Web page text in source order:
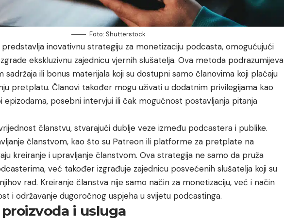
Foto: Shutterstock
inovativnu strategiju za monetizaciju podcasta, omogućujući
ekskluzivnu zajednicu vjernih slušatelja. Ova metoda podrazumijeva
sadržaja ili bonus materijala koji su dostupni samo članovima koji plaćaju
pretplatu. Članovi također mogu uživati u dodatnim privilegijama kao
epizodama, posebni intervjui ili čak mogućnost postavljanja pitanja
članstvu, stvarajući dublje veze između podcastera i publike.
članstvom, kao što su Patreon ili platforme za pretplate na
kreiranje i upravljanje članstvom. Ova strategija ne samo da pruža
već također izgrađuje zajednicu posvećenih slušatelja koji su
rad. Kreiranje članstva nije samo način za monetizaciju, već i način
i održavanje dugoročnog uspjeha u svijetu podcastinga.
i usluga